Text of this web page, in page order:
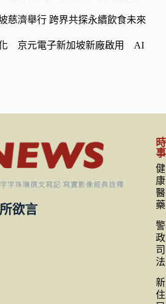
慈濟舉行 跨界共探永續飲食未來
化 京元電子新加坡新廠啟用 AI
欲言
時
事
健
康
醫
藥
警
政
司
法
新
住